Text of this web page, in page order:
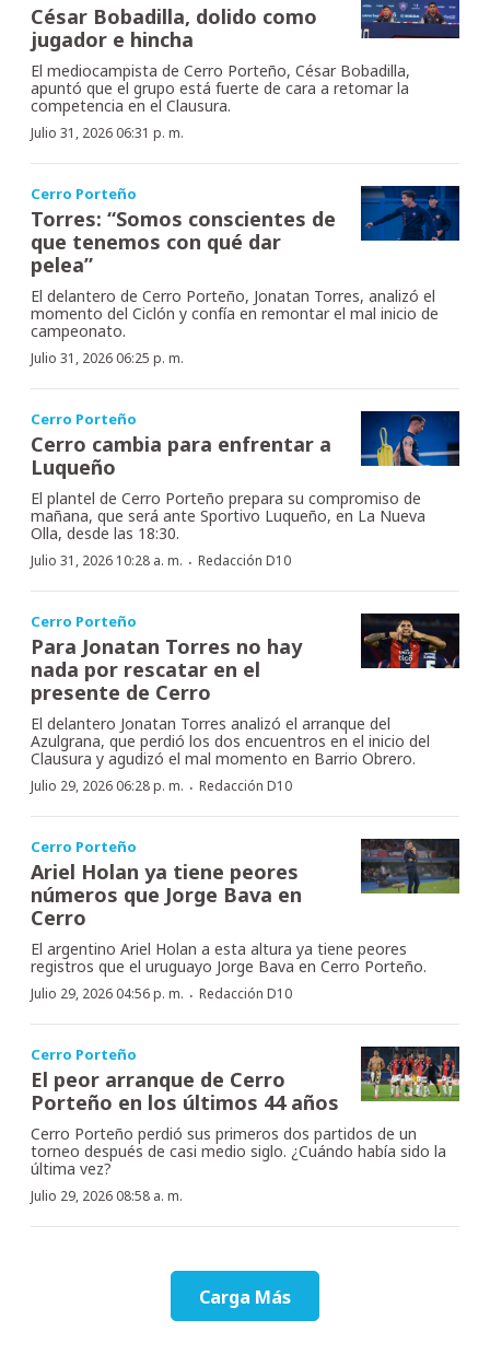
César Bobadilla, dolido como
jugador e hincha
El mediocampista de Cerro Porteño, César Bobadilla,
apuntó que el grupo está fuerte de cara a retomar la
competencia en el Clausura.
Julio 31, 2026 06:31 p. m.
Cerro Porteño
Torres: “Somos conscientes de
que tenemos con qué dar
pelea”
El delantero de Cerro Porteño, Jonatan Torres, analizó el
momento del Ciclón y confía en remontar el mal inicio de
campeonato.
Julio 31, 2026 06:25 p. m.
Cerro Porteño
Cerro cambia para enfrentar a
Luqueño
El plantel de Cerro Porteño prepara su compromiso de
mañana, que será ante Sportivo Luqueño, en La Nueva
Olla, desde las 18:30.
Julio 31, 2026 10:28 a. m. · Redacción D10
Cerro Porteño
Para Jonatan Torres no hay
nada por rescatar en el
presente de Cerro
El delantero Jonatan Torres analizó el arranque del
Azulgrana, que perdió los dos encuentros en el inicio del
Clausura y agudizó el mal momento en Barrio Obrero.
Julio 29, 2026 06:28 p. m. · Redacción D10
Cerro Porteño
Ariel Holan ya tiene peores
números que Jorge Bava en
Cerro
El argentino Ariel Holan a esta altura ya tiene peores
registros que el uruguayo Jorge Bava en Cerro Porteño.
Julio 29, 2026 04:56 p. m. · Redacción D10
Cerro Porteño
El peor arranque de Cerro
Porteño en los últimos 44 años
Cerro Porteño perdió sus primeros dos partidos de un
torneo después de casi medio siglo. ¿Cuándo había sido la
última vez?
Julio 29, 2026 08:58 a. m.
Carga Más